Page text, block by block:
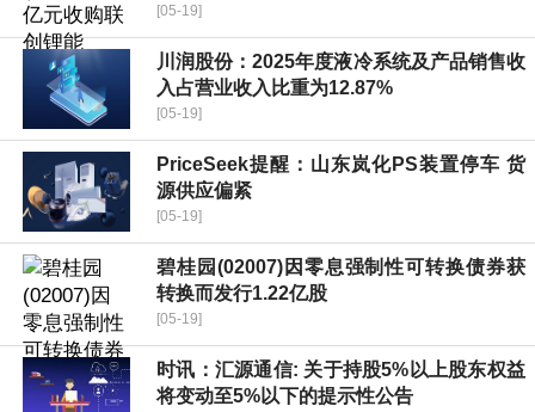
[05-19]
川润股份：2025年度液冷系统及产品销售收
入占营业收入比重为12.87%
[05-19]
PriceSeek提醒：山东岚化PS装置停车 货
源供应偏紧
[05-19]
碧桂园(02007)因零息强制性可转换债券获
转换而发行1.22亿股
[05-19]
时讯：汇源通信: 关于持股5%以上股东权益
将变动至5%以下的提示性公告